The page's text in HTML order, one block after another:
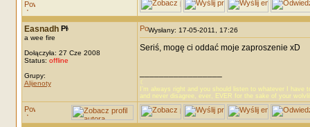
Easnadh
a wee fire
Dołączyła: 27 Cze 2008
Status: offline
Grupy:
Alijenoty
Wysłany: 17-05-2011, 17:26
Seriś, mogę ci oddać moje zaproszenie xD
I’m always right and you should listen to whatever I have
and never disagree, ever, EVER for the sake of your